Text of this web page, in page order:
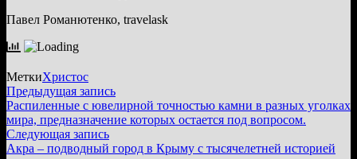
Павел Романютенко, travelask
МеткиХристос
Навигация
по
записям
Предыдущая записьПредыдущая
запись:
Распиленные с ювелирной точностью камни в разных уголках
мира, предназначение которых остается под вопросом.
Следующая записьСледующая
запись:
Акра – подводный город в Крыму с тысячелетней историей